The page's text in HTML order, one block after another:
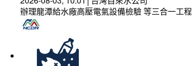
辦理龍潭給水廠高壓電氣設備檢驗 等三合一工程